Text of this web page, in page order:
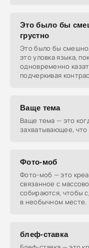
Это было бы
грустно
Это было бы
это уловка языка,
одновременно
подчеркивая
Ваще тема
Ваще тема — это
захватывающее, что
Фото-моб
Фото-моб — это
связанное с
собираются, чтобы
в необычном месте.
блеф-ставка